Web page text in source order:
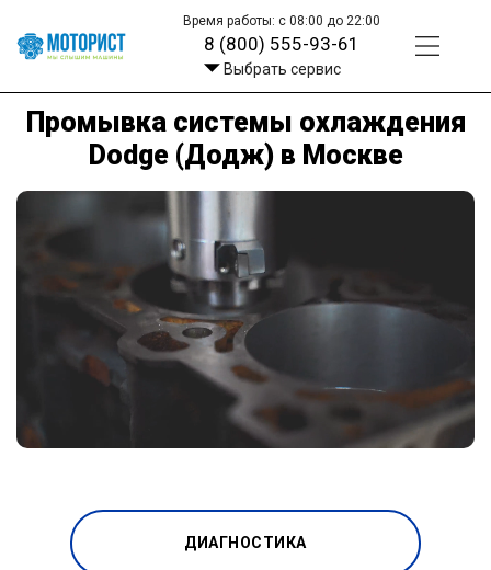
Время работы: с 08:00 до 22:00
8 (800) 555-93-61
Выбрать сервис
Промывка системы охлаждения
Dodge (Додж) в Москве
ДИАГНОСТИКА